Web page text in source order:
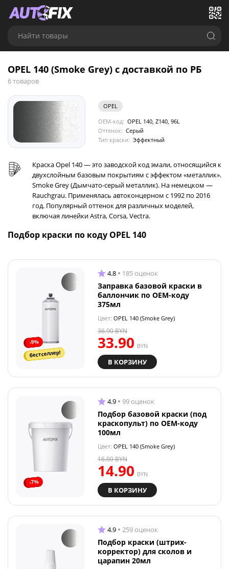
Найти товары
OPEL 140 (Smoke Grey) с доставкой по РБ
6 товаров
OPEL
OEM-код: OPEL 140, Z140, 96L
Оттенок: Серый
Тип краски: Эффектный
Краска Opel 140 — это заводской код эмали, относящийся к
двухслойным базовым покрытиям с эффектом «металлик».
Smoke Grey (Дымчато-серый металлик). На немецком —
Rauchgrau. Применялась автоконцерном с 1992 по 2016
год. Популярный оттенок для различных моделей,
включая линейки Astra, Corsa, Vectra.
Подбор краски по коду OPEL 140
-9%
бестселлер!
4.8 185 оценок
Заправка базовой краски в
баллончик по OEM-коду
375мл
Цвет: OPEL 140 (Smoke Grey)
33.90 BYN
36.90BYN
В КОРЗИНУ
-7%
4.9 99 оценок
Подбор базовой краски (под
краскопульт) по OEM-коду
100мл
Цвет: OPEL 140 (Smoke Grey)
14.90 BYN
16.00BYN
В КОРЗИНУ
4.9 259 оценок
Подбор краски (штрих-
корректор) для сколов и
царапин 20мл